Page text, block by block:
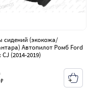
сидений (экокожа/
Автопилот Ромб Ford
CJ (2014-2019)